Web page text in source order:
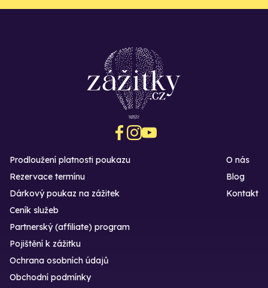
Prodloužení platnosti poukazu
Rezervace termínu
Dárkový poukaz na zážitek
O nás
Blog
Kontakt
Ceník služeb
Partnerský (affiliate) program
Pojištění k zážitku
Ochrana osobních údajů
Obchodní podmínky